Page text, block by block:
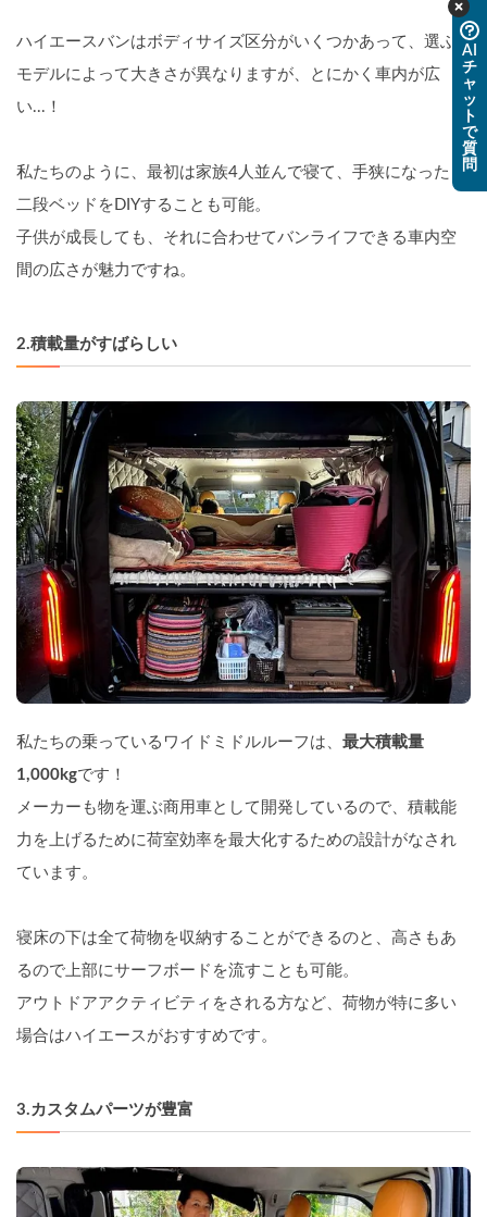
ハイエースバンはボディサイズ区分がいくつかあって、選ぶ
モデルによって大きさが異なりますが、とにかく車内が広
い...！
私たちのように、最初は家族4人並んで寝て、手狭になったら
二段ベッドをDIYすることも可能。
子供が成長しても、それに合わせてバンライフできる車内空
間の広さが魅力ですね。
2.積載量がすばらしい
私たちの乗っているワイドミドルルーフは、 最大積載量
1,000kgです！
メーカーも物を運ぶ商用車として開発しているので、積載能
力を上げるために荷室効率を最大化するための設計がなされ
ています。
寝床の下は全て荷物を収納することができるのと、高さもあ
るので上部にサーフボードを流すことも可能。
アウトドアアクティビティをされる方など、荷物が特に多い
場合はハイエースがおすすめです。
3.カスタムパーツが豊富
AI
チ
ャ
ッ
ト
で
質
問